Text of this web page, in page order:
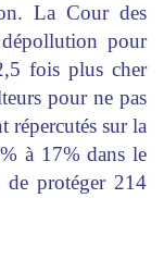
La Cour des
pour
fois plus cher
pour ne pas
répercutés sur la
à 17% dans le
de protéger 214